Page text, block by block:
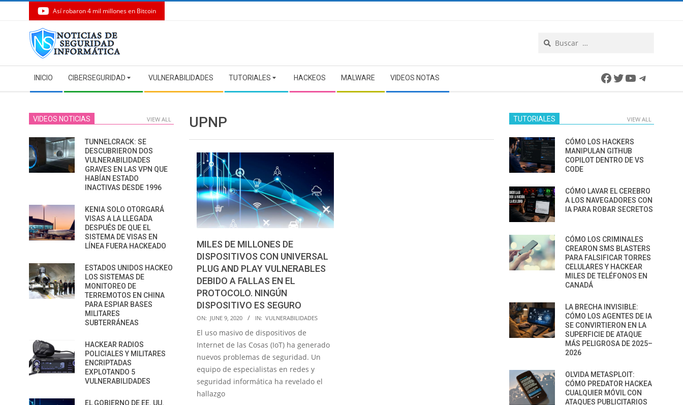
Así robaron 4 mil millones en Bitcoin
Navigation
Menu
INICIO CIBERSEGURIDAD VULNERABILIDADES TUTORIALES HACKEOS MALWARE VIDEOS NOTAS Facebook
Twitter
YouTube
UPNP
MILES DE MILLONES DE
DISPOSITIVOS CON UNIVERSAL
PLUG AND PLAY VULNERABLES
DEBIDO A FALLAS EN EL
PROTOCOLO. NINGÚN
DISPOSITIVO ES SEGURO
2020-
06-
09
ON: JUNE 9, 2020 IN: VULNERABILIDADES
El uso masivo de dispositivos de
Internet de las Cosas (IoT) ha generado
nuevos problemas de seguridad. Un
equipo de especialistas en redes y
seguridad informática ha revelado el
hallazgo
VIDEOS NOTICIAS VIEW ALL
TUNNELCRACK: SE
DESCUBRIERON DOS
VULNERABILIDADES
GRAVES EN LAS VPN QUE
HABÍAN ESTADO
INACTIVAS DESDE 1996
KENIA SOLO OTORGARÁ
VISAS A LA LLEGADA
DESPUÉS DE QUE EL
SISTEMA DE VISAS EN
LÍNEA FUERA HACKEADO
ESTADOS UNIDOS HACKEO
LOS SISTEMAS DE
MONITOREO DE
TERREMOTOS EN CHINA
PARA ESPIAR BASES
MILITARES
SUBTERRÁNEAS
HACKEAR RADIOS
POLICIALES Y MILITARES
ENCRIPTADAS
EXPLOTANDO 5
VULNERABILIDADES
EL GOBIERNO DE EE. UU.
TUTORIALES VIEW ALL
CÓMO LOS HACKERS
MANIPULAN GITHUB
COPILOT DENTRO DE VS
CODE
CÓMO LAVAR EL CEREBRO
A LOS NAVEGADORES CON
IA PARA ROBAR SECRETOS
CÓMO LOS CRIMINALES
CREARON SMS BLASTERS
PARA FALSIFICAR TORRES
CELULARES Y HACKEAR
MILES DE TELÉFONOS EN
CANADÁ
LA BRECHA INVISIBLE:
CÓMO LOS AGENTES DE IA
SE CONVIRTIERON EN LA
SUPERFICIE DE ATAQUE
MÁS PELIGROSA DE 2025–
2026
OLVIDA METASPLOIT:
CÓMO PREDATOR HACKEA
CUALQUIER MÓVIL CON
ATAQUES PUBLICITARIOS